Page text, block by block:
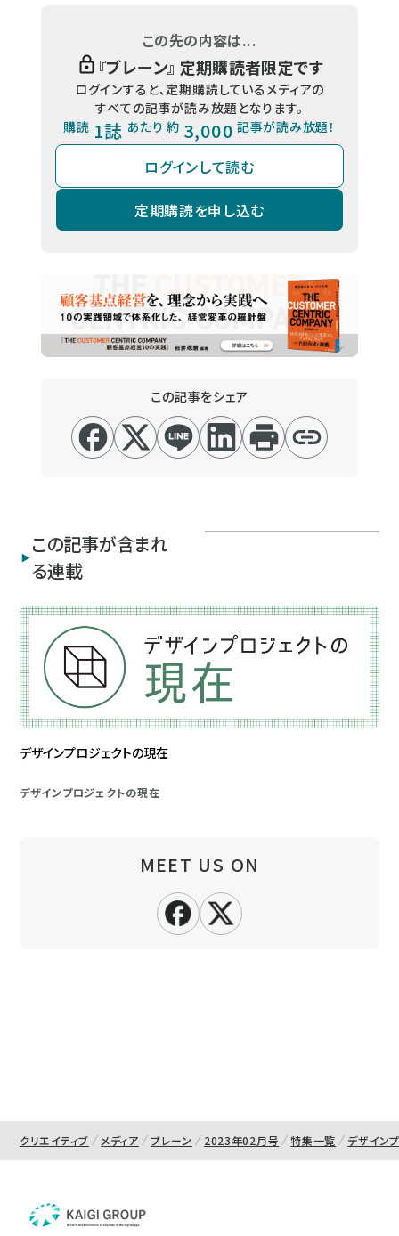
この先の内容は...
『ブレーン』 定期購読者限定です
ログインすると、定期購読しているメディアの
すべての記事が読み放題となります。
購読 1誌 あたり 約 3,000 記事が読み放題！
ログインして読む
定期購読を申し込む
この記事をシェア
この記事が含まれ
る連載
デザインプロジェクトの現在
デザインプロジェクトの現在
MEET US ON
クリエイティブ メディア ブレーン 2023年02月号 特集一覧 デザイン